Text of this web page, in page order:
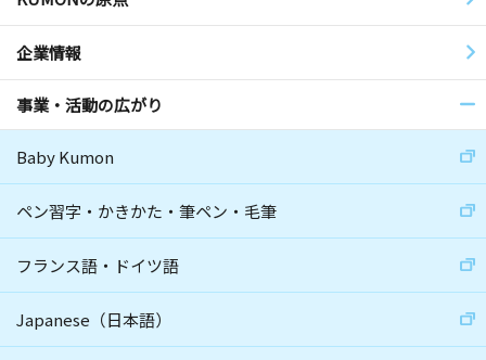
企業情報
事業・活動の広がり
Baby Kumon
ペン習字・かきかた・筆ペン・毛筆
フランス語・ドイツ語
Japanese（日本語）